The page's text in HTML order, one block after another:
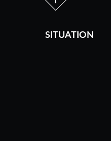
SITUATION